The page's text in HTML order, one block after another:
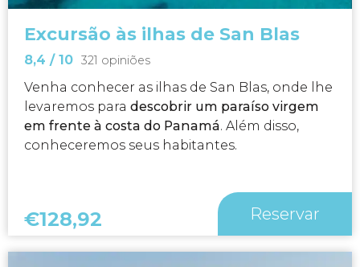
Excursão às ilhas de San Blas
8,4 / 10 321 opiniões
Venha conhecer as ilhas de San Blas, onde lhe
levaremos para descobrir um paraíso virgem
em frente à costa do Panamá. Além disso,
conheceremos seus habitantes.
€128,92 Reservar